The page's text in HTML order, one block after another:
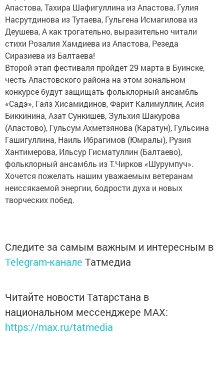
Апастова, Тахира Шафигуллина из Апастова, Гулия
Насрутдинова из Тутаева, Гульгена Исмагилова из
Деушева, А как трогательно, выразительно читали
стихи Розалия Хамдиева из Апастова, Резеда
Сиразиева из Балтаева!
Второй этап фестиваля пройдет 29 марта в Буинске,
честь Апастовского района на этом зональном
конкурсе будут защищать фольклорный ансамбль
«Садэ», Гаяз Хисамидинов, Фарит Калимуллин, Асия
Биккинина, Азат Сункишев, Зульхия Шакурова
(Апастово), Гульсум Ахметзянова (Каратун), Гульсина
Гашигуллина, Наиль Ибрагимов (Юмралы), Рузия
Хантимерова, Ильсур Гисматуллин (Балтаево),
фольклорный ансамбль из Т.Чирков «Шурумпуч».
Хочется пожелать нашим уважаемым ветеранам
неиссякаемой энергии, бодрости духа и новых
творческих побед.
Следите за самым важным и интересным в
Telegram-канале Татмедиа
Читайте новости Татарстана в
национальном мессенджере MАХ:
https://max.ru/tatmedia